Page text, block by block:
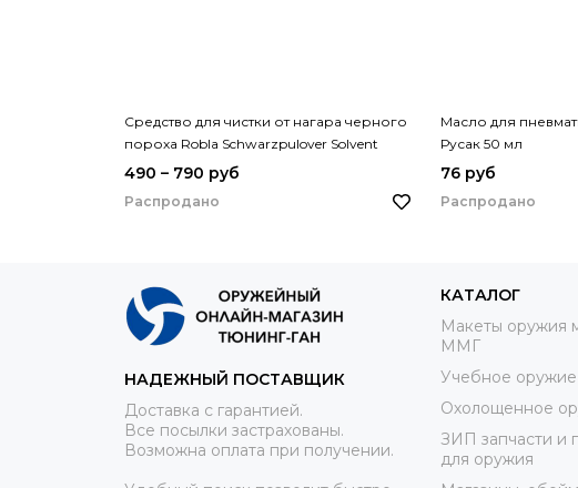
Средство для чистки от нагара черного
пороха Robla Schwarzpulover Solvent
спрей 100 и 200 мл
490 – 790 руб
Распродано
Масло для
Русак 50 мл
76 руб
Распродано
НАДЕЖНЫЙ ПОСТАВЩИК
Доставка с гарантией.
Все посылки застрахованы.
Возможна оплата при получении.
КАТАЛОГ
Макеты оружия
ММГ
Учебное
Охолощенное
ЗИП запчасти и
для оружия